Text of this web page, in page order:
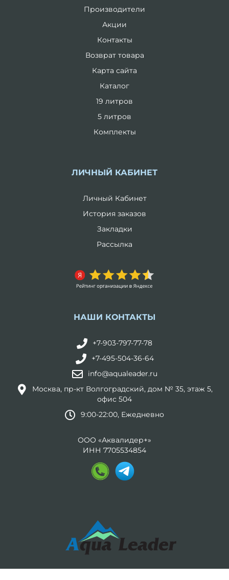
Производители
Акции
Контакты
Возврат товара
Карта сайта
Каталог
19 литров
5 литров
Комплекты
ЛИЧНЫЙ КАБИНЕТ
Личный Кабинет
История заказов
Закладки
Рассылка
НАШИ КОНТАКТЫ
+7-903-797-77-78
+7-495-504-36-64
info@aqualeader.ru
Москва, пр-кт Волгоградский, дом № 35, этаж 5,
офис 504
9:00-22:00, Ежедневно
ООО «Аквалидер+»
ИНН 7705534854